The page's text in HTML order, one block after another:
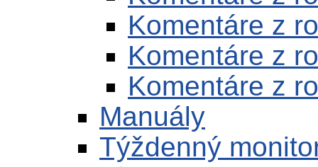
Komentáre z
Komentáre z
Komentáre z
Manuály
Týždenný